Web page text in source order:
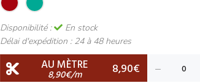
Disponibilité :
En stock
Délai d'expédition : 24 à 48 heures
AU MÈTRE
8,90€/m 8,90€